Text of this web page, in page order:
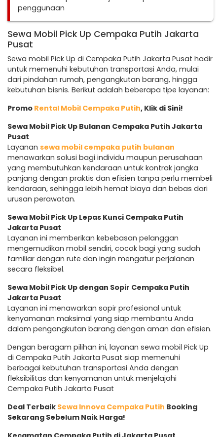
penggunaan
Sewa Mobil Pick Up Cempaka Putih Jakarta
Pusat
Sewa mobil Pick Up di Cempaka Putih Jakarta Pusat hadir
untuk memenuhi kebutuhan transportasi Anda, mulai
dari pindahan rumah, pengangkutan barang, hingga
kebutuhan bisnis. Berikut adalah beberapa tipe layanan:
Promo Rental Mobil Cempaka Putih, Klik di Sini!
Sewa Mobil Pick Up Bulanan Cempaka Putih Jakarta
Pusat
Layanan sewa mobil cempaka putih bulanan
menawarkan solusi bagi individu maupun perusahaan
yang membutuhkan kendaraan untuk kontrak jangka
panjang dengan praktis dan efisien tanpa perlu membeli
kendaraan, sehingga lebih hemat biaya dan bebas dari
urusan perawatan.
Sewa Mobil Pick Up Lepas Kunci Cempaka Putih
Jakarta Pusat
Layanan ini memberikan kebebasan pelanggan
mengemudikan mobil sendiri, cocok bagi yang sudah
familiar dengan rute dan ingin mengatur perjalanan
secara fleksibel.
Sewa Mobil Pick Up dengan Sopir Cempaka Putih
Jakarta Pusat
Layanan ini menawarkan sopir profesional untuk
kenyamanan maksimal yang siap membantu Anda
dalam pengangkutan barang dengan aman dan efisien.
Dengan beragam pilihan ini, layanan sewa mobil Pick Up
di Cempaka Putih Jakarta Pusat siap memenuhi
berbagai kebutuhan transportasi Anda dengan
fleksibilitas dan kenyamanan untuk menjelajahi
Cempaka Putih Jakarta Pusat
Deal Terbaik Sewa Innova Cempaka Putih Booking
Sekarang Sebelum Naik Harga!